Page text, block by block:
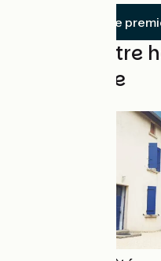
Soyez le
Trouvez votre
cette étape